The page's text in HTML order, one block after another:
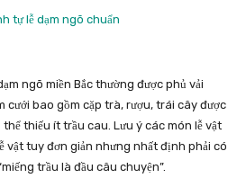
ngõ miền Bắc thường được phủ vải
cưới bao gồm cặp trà, rượu, trái cây được
thiếu ít trầu cau. Lưu ý các món lễ vật
vật tuy đơn giản nhưng nhất định phải có
trầu là đầu câu chuyện”.